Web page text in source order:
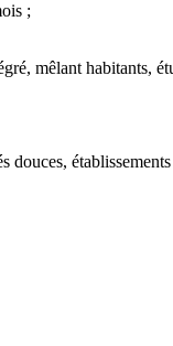
;
mêlant habitants,